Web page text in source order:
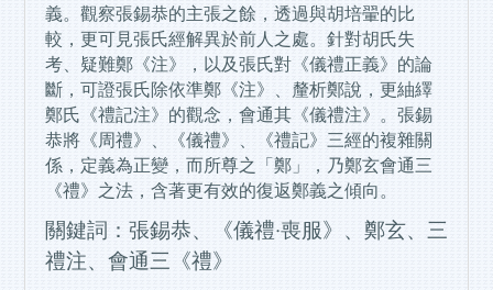
義。觀察張錫恭的主張之餘，透過與胡培翬的比
較，更可見張氏經解異於前人之處。針對胡氏失
考、疑難鄭《注》，以及張氏對《儀禮正義》的論
斷，可證張氏除依準鄭《注》、釐析鄭說，更紬繹
鄭氏《禮記注》的觀念，會通其《儀禮注》。張錫
恭將《周禮》、《儀禮》、《禮記》三經的複雜關
係，定義為正變，而所尊之「鄭」，乃鄭玄會通三
《禮》之法，含著更有效的復返鄭義之傾向。
關鍵詞：張錫恭、《儀禮‧喪服》、鄭玄、三
禮注、會通三《禮》